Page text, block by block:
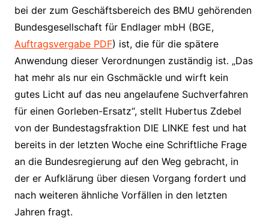
bei der zum Geschäftsbereich des BMU gehörenden
Bundesgesellschaft für Endlager mbH (BGE,
Auftragsvergabe PDF) ist, die für die spätere
Anwendung dieser Verordnungen zuständig ist. „Das
hat mehr als nur ein Gschmäckle und wirft kein
gutes Licht auf das neu angelaufene Suchverfahren
für einen Gorleben-Ersatz“, stellt Hubertus Zdebel
von der Bundestagsfraktion DIE LINKE fest und hat
bereits in der letzten Woche eine Schriftliche Frage
an die Bundesregierung auf den Weg gebracht, in
der er Aufklärung über diesen Vorgang fordert und
nach weiteren ähnliche Vorfällen in den letzten
Jahren fragt.